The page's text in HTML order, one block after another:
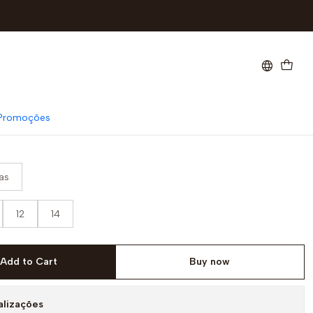
riscas up girl
12 14
Add to Cart Buy now